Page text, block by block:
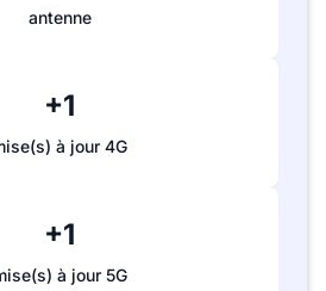
antenne
+1
à jour 4G
+1
à jour 5G